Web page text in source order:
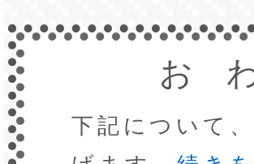
お
下記について